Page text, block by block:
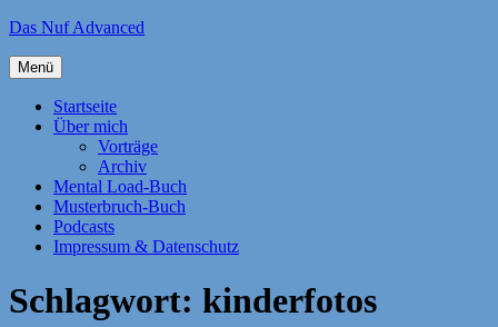
Zum
springen
Das Nuf Advanced
Menü
Startseite
Über mich
Vorträge
Archiv
Mental Load-Buch
Musterbruch-Buch
Podcasts
Impressum & Datenschutz
Schlagwort: kinderfotos